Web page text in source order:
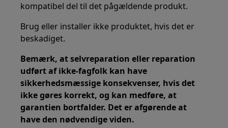
kompatibel del til det pågældende produkt.
Brug eller installer ikke produktet, hvis det er
beskadiget.
Bemærk, at selvreparation eller reparation
udført af ikke-fagfolk kan have
sikkerhedsmæssige konsekvenser, hvis det
ikke gøres korrekt, og kan medføre, at
garantien bortfalder. Det er afgørende at
have den nødvendige viden.